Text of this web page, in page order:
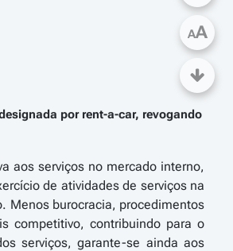
por rent-a-car, revogando
aos serviços no mercado interno,
de atividades de serviços na
Menos burocracia, procedimentos
competitivo, contribuindo para o
serviços, garante-se ainda aos
AA